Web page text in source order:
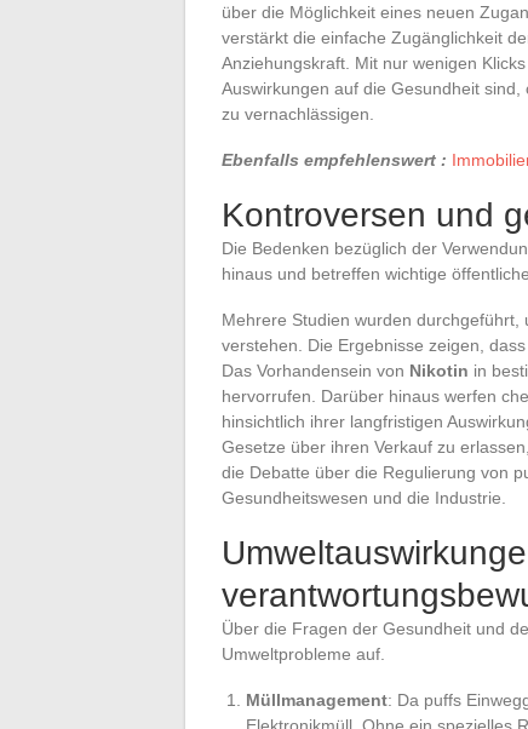
über die Möglichkeit eines neuen
verstärkt die einfache Zugänglichkeit
Anziehungskraft. Mit nur wenigen
Auswirkungen auf die Gesundheit
zu vernachlässigen.
Ebenfalls empfehlenswert :
Kontroversen und
Die Bedenken bezüglich der
hinaus und betreffen wichtige
Mehrere Studien wurden
verstehen. Die Ergebnisse zeigen,
Das Vorhandensein von Nikotin in
hervorrufen. Darüber hinaus werfen
hinsichtlich ihrer langfristigen
Gesetze über ihren Verkauf zu
die Debatte über die Regulierung von
Gesundheitswesen und die Industrie.
Über die Fragen der Gesundheit und
Umweltprobleme auf.
Müllmanagement: Da puffs